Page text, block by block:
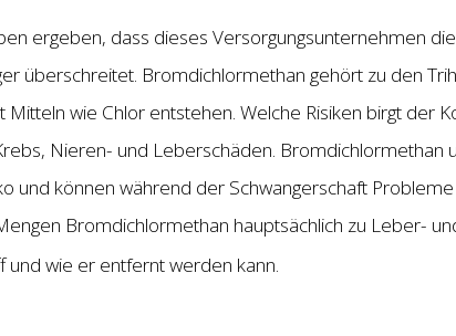
ergeben, dass dieses Versorgungsunternehmen
überschreitet. Bromdichlormethan gehört zu den
Mitteln wie Chlor entstehen. Welche Risiken birgt der
Nieren- und Leberschäden.
und können während der Schwangerschaft
Bromdichlormethan hauptsächlich zu Leber-
und wie er entfernt werden kann.